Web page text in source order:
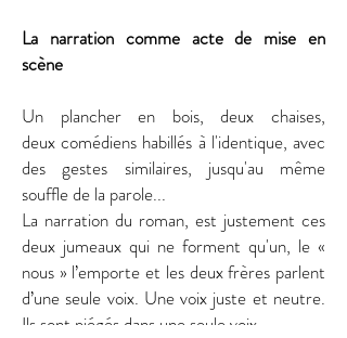
La narration comme acte de mise en
scène
Un plancher en bois, deux chaises,
deux comédiens habillés à l'identique, avec
des gestes similaires, jusqu'au même
souffle de la parole...
La narration du roman, est justement ces
deux jumeaux qui ne forment qu'un, le «
nous » l’emporte et les deux frères parlent
d’une seule voix. Une voix juste et neutre.
Ils sont piégés dans une seule voix.